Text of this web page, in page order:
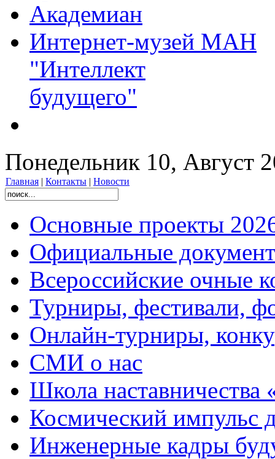
Академиан
Интернет-музей МАН
"Интеллект
будущего"
Понедельник 10, Август
Главная | Контакты | Новости
Основные проекты
Официальные
Всероссийские очные
Турниры, фестивали,
Онлайн-турниры,
СМИ о нас
Школа
Космический импульс
Инженерные кадры